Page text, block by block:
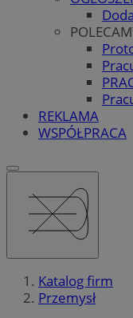
REKLAMA
WSPÓŁPRACA
Katalog firm
Przemysł